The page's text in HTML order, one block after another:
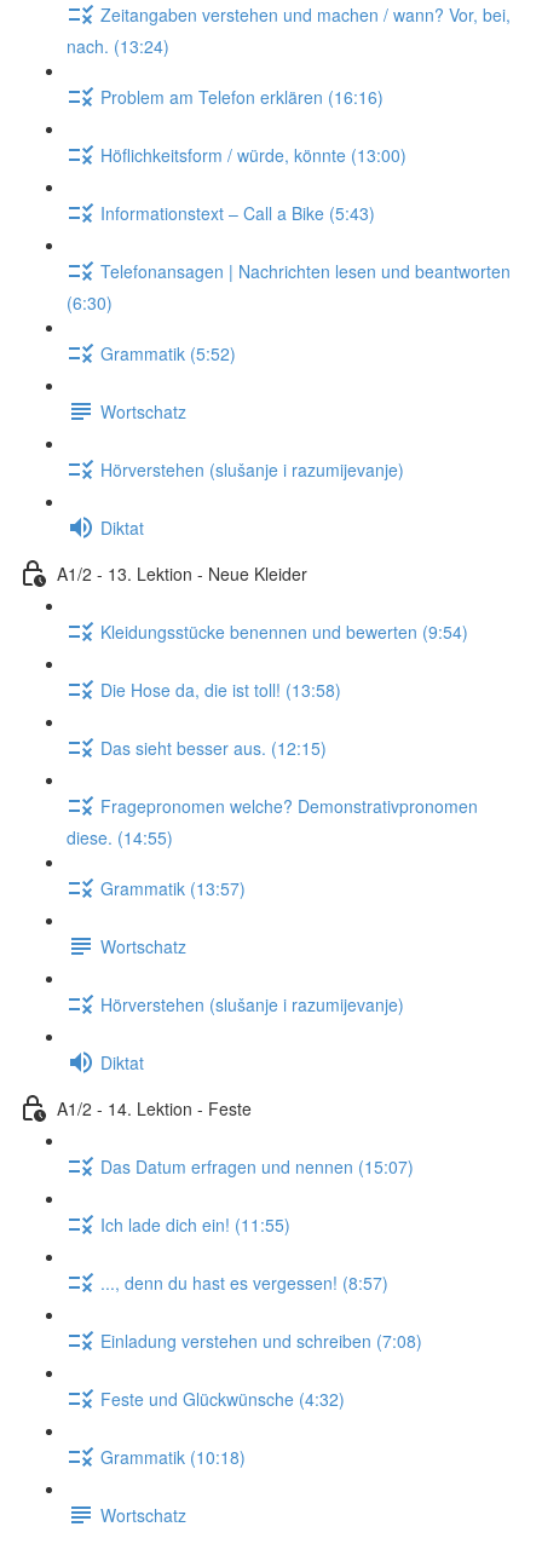
Zeitangaben verstehen und machen / wann? Vor, bei,
nach. (13:24)
Problem am Telefon erklären (16:16)
Höflichkeitsform / würde, könnte (13:00)
Informationstext – Call a Bike (5:43)
Telefonansagen | Nachrichten lesen und beantworten
(6:30)
Grammatik (5:52)
Wortschatz
Hörverstehen (slušanje i razumijevanje)
Diktat
A1/2 - 13. Lektion - Neue Kleider
Kleidungsstücke benennen und bewerten (9:54)
Die Hose da, die ist toll! (13:58)
Das sieht besser aus. (12:15)
Fragepronomen welche? Demonstrativpronomen
diese. (14:55)
Grammatik (13:57)
Wortschatz
Hörverstehen (slušanje i razumijevanje)
Diktat
A1/2 - 14. Lektion - Feste
Das Datum erfragen und nennen (15:07)
Ich lade dich ein! (11:55)
..., denn du hast es vergessen! (8:57)
Einladung verstehen und schreiben (7:08)
Feste und Glückwünsche (4:32)
Grammatik (10:18)
Wortschatz